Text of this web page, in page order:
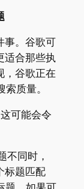
事。谷歌可
适合那些执
，谷歌正在
质量。
可能会令
不同时，
标题匹配